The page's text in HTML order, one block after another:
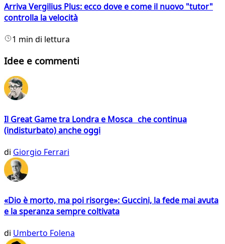
Arriva Vergilius Plus: ecco dove e come il nuovo "tutor"
controlla la velocità
1 min di lettura
Idee e commenti
Il Great Game tra Londra e Mosca che continua
(indisturbato) anche oggi
di Giorgio Ferrari
«Dio è morto, ma poi risorge»: Guccini, la fede mai avuta
e la speranza sempre coltivata
di Umberto Folena